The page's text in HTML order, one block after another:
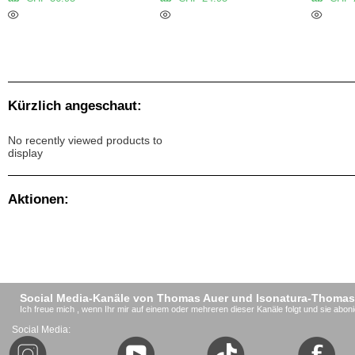
Kürzlich angeschaut:
No recently viewed products to
display
Aktionen:
Social Media-Kanäle von Thomas Auer und Isonatura-
Ich freue mich , wenn Ihr mir auf einem oder mehreren dieser Kanäle folgt und sie
Social Media: